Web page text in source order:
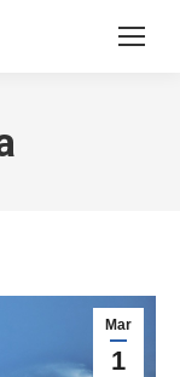
Mar
1